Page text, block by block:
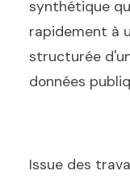
synthétique
rapidement à
structurée
données
Issue des